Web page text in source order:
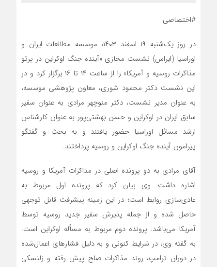
#اختصاصی
در روز یک‌شنبه ۱۹ اسفند ۱۴۰۳، موسسه مطالعات ایران و
اوراسیا (ایراس) نشست مجازی «آینده جنگ اوکراین در پرتو
مذاکرات روسیه و آمریکا» را از ساعت ۱۴ تا ۱۶ برگزار کرد و در
این نشست دکتر محمود شوری، معاون پژوهشی موسسه،
به عنوان مدیر نشست، دکتر منوچهر مرادی به عنوان سفیر
سابق ایران در اوکراین و حسن بهشتی‌پور به عنوان کارشناس
ارشد مسائل اوراسیا حضور یافتند و به بحث و گفتگو
پیرامون آینده جنگ اوکراین و روسیه پرداختند.
آقای مرادی به دو پرونده اصلی در مذاکرات آمریکا و روسیه
اشاره داشت. وی بیان کرد که پرونده اول مربوط به
عادی‌سازی روابط است؛ در این زمینه پیشرفت قابل توجهی
حاصل شده و از جمله پذیرش سفیر جدید روسیه توسط
آمریکا می‌باشد. پرونده دوم مربوط به مسأله اوکراین است.
به گفته وی، در شرایط کنونی و به دلیل فشارهای اعمال‌شده
در دوران ترامپ، روند مذاکرات صلح پیش رفته و زلنسکی